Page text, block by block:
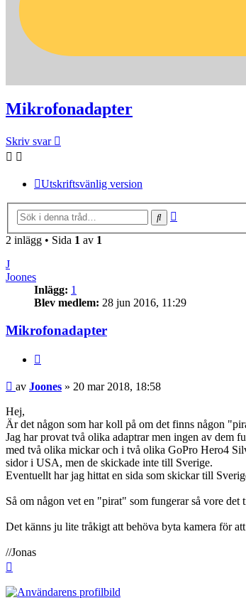
Mikrofonadapter
Skriv svar
Utskriftsvänlig version
Sök
2 inlägg • Sida 1 av 1
J
Joones
Inlägg: 1
Blev medlem: 28 jun 2016, 11:29
Mikrofonadapter
Inlägg
av Joones » 20 mar 2018, 18:58
Hej,
Är det någon som har koll på om det finns någon
Jag har provat två olika adaptrar men ingen av dem
med två olika mickar och i två olika GoPro Hero4
sidor i USA, men de skickade inte till Sverige.
Eventuellt har jag hittat en sida som skickar till
Så om någon vet en "pirat" som fungerar så vore
Det känns ju lite tråkigt att behöva byta kamera för
//Jonas